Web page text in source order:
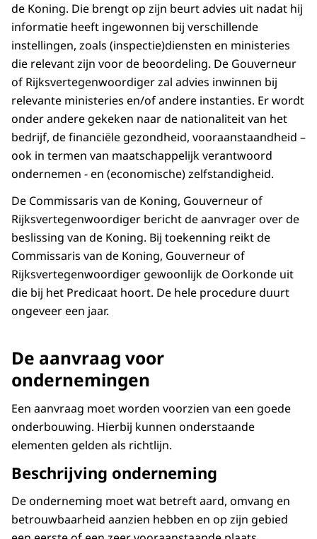
de Koning. Die brengt op zijn beurt advies uit nadat hij
informatie heeft ingewonnen bij verschillende
instellingen, zoals (inspectie)diensten en ministeries
die relevant zijn voor de beoordeling. De Gouverneur
of Rijksvertegenwoordiger zal advies inwinnen bij
relevante ministeries en/of andere instanties. Er wordt
onder andere gekeken naar de nationaliteit van het
bedrijf, de financiële gezondheid, vooraanstaandheid –
ook in termen van maatschappelijk verantwoord
ondernemen - en (economische) zelfstandigheid.
De Commissaris van de Koning, Gouverneur of
Rijksvertegenwoordiger bericht de aanvrager over de
beslissing van de Koning. Bij toekenning reikt de
Commissaris van de Koning, Gouverneur of
Rijksvertegenwoordiger gewoonlijk de Oorkonde uit
die bij het Predicaat hoort. De hele procedure duurt
ongeveer een jaar.
De aanvraag voor
ondernemingen
Een aanvraag moet worden voorzien van een goede
onderbouwing. Hierbij kunnen onderstaande
elementen gelden als richtlijn.
Beschrijving onderneming
De onderneming moet wat betreft aard, omvang en
betrouwbaarheid aanzien hebben en op zijn gebied